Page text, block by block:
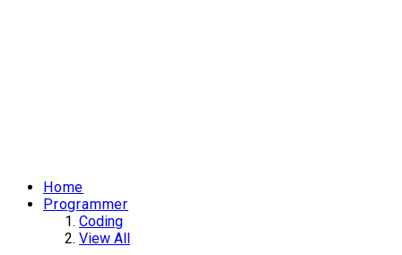
Home
Programmer
Coding
View All